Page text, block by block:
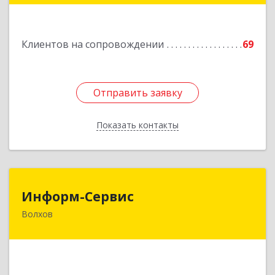
Клиентов на сопровождении 69
Отправить заявку
Показать контакты
Подробнее
Отправить заявку
Назад
Информ-Сервис
Волхов